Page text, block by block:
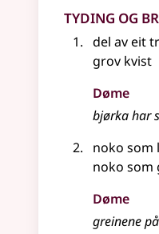
Tyding og
del av eit
grov kvist
Døme
bjørka har
noko som
noko som
Døme
greinene